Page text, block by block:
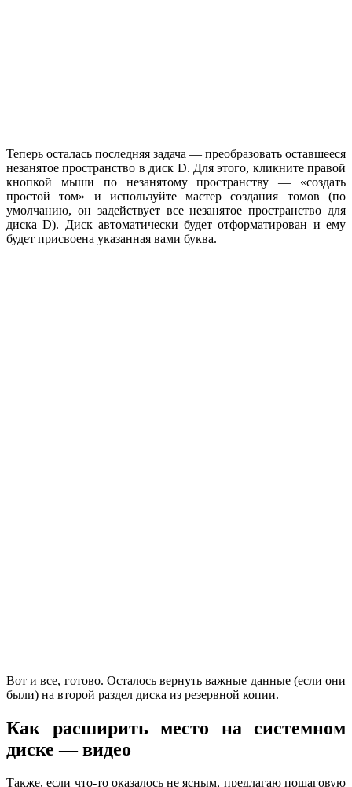
Теперь осталась последняя задача — преобразовать оставшееся
незанятое пространство в диск D. Для этого, кликните правой
кнопкой мыши по незанятому пространству — «создать
простой том» и используйте мастер создания томов (по
умолчанию, он задействует все незанятое пространство для
диска D). Диск автоматически будет отформатирован и ему
будет присвоена указанная вами буква.
Вот и все, готово. Осталось вернуть важные данные (если они
были) на второй раздел диска из резервной копии.
Как расширить место на системном
диске — видео
Также, если что-то оказалось не ясным, предлагаю пошаговую